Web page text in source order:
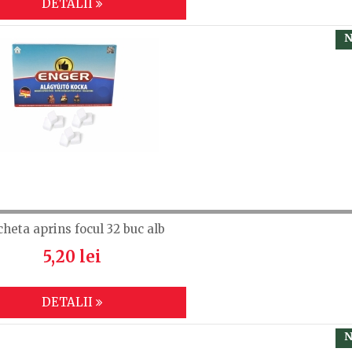
DETALII
aprins focul 32 buc alb
5,20 lei
DETALII